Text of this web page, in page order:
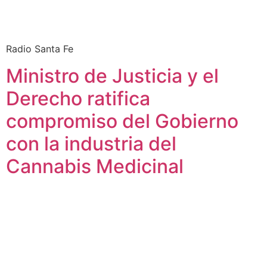
Radio Santa Fe
Ministro de Justicia y el
Derecho ratifica
compromiso del Gobierno
con la industria del
Cannabis Medicinal